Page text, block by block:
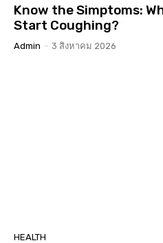
Know the Simptoms:
Start Coughing?
Admin - 3 สิงหาคม 2026
HEALTH